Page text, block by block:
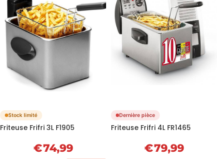
Stock limité
Friteuse Frifri 3L F1905
€74,99
Dernière pièce
Friteuse Frifri 4L FR1465
€79,99